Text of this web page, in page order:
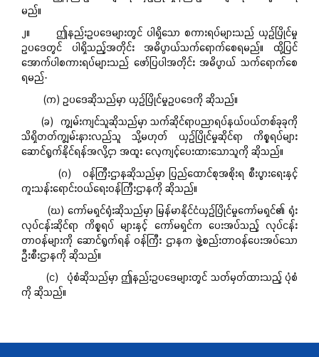
မည်။
၂။ ဤနည်းဥပဒေများတွင် ပါရှိသော စကားရပ်များသည် ယှဉ်ပြိုင်မှု
ဥပဒေတွင် ပါရှိသည့်အတိုင်း အဓိပ္ပာယ်သက်ရောက်စေရမည်။ ထို့ပြင်
အောက်ပါစကားရပ်များသည် ဖော်ပြပါအတိုင်း အဓိပ္ပာယ် သက်ရောက်စေ
ရမည်-
(က) ဥပဒေဆိုသည်မှာ ယှဉ်ပြိုင်မှုဥပဒေကို ဆိုသည်။
(ခ) ကျွမ်းကျင်သူဆိုသည်မှာ သက်ဆိုင်ရာပညာရပ်နယ်ပယ်တစ်ခုခုကို
သိရှိတတ်ကျွမ်းနားလည်သူ သို့မဟုတ် ယှဉ်ပြိုင်မှုဆိုင်ရာ ကိစ္စရပ်များ
ဆောင်ရွက်နိုင်ရန်အလို့ငှာ အထူး လေ့ကျင့်ပေးထားသောသူကို ဆိုသည်။
(ဂ) ဝန်ကြီးဌာနဆိုသည်မှာ ပြည်ထောင်စုအစိုးရ စီးပွားရေးနှင့်
ကူးသန်းရောင်းဝယ်ရေးဝန်ကြီးဌာနကို ဆိုသည်။
(ဃ) ကော်မရှင်ရုံးဆိုသည်မှာ မြန်မာနိုင်ငံယှဉ်ပြိုင်မှုကော်မရှင်၏ ရုံး
လုပ်ငန်းဆိုင်ရာ ကိစ္စရပ် များနှင့် ကော်မရှင်က ပေးအပ်သည့် လုပ်ငန်း
တာဝန်များကို ဆောင်ရွက်ရန် ဝန်ကြီး ဌာနက ဖွဲ့စည်းတာဝန်ပေးအပ်သော
ဦးစီးဌာနကို ဆိုသည်။
(င) ပုံစံဆိုသည်မှာ ဤနည်းဥပဒေများတွင် သတ်မှတ်ထားသည့် ပုံစံ
ကို ဆိုသည်။